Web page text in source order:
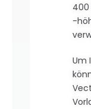
400
-
Um